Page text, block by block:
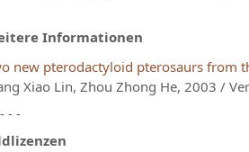
Informationen
new pterodactyloid pterosaurs from
Xiao Lin, Zhou Zhong He, 2003 /
- -